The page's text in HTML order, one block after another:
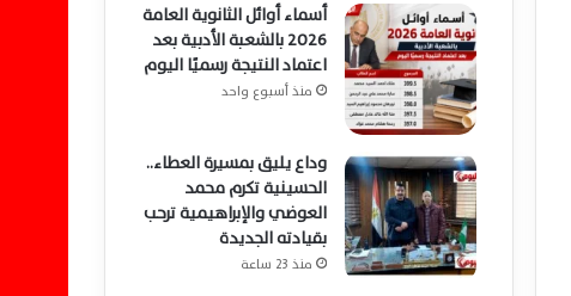
أسماء أوائل الثانوية العامة
2026 بالشعبة الأدبية بعد
اعتماد النتيجة رسميًا اليوم
منذ أسبوع واحد
وداع يليق بمسيرة العطاء..
الحسينية تكرم محمد
العوضي والإبراهيمية ترحب
بقيادته الجديدة
منذ 23 ساعة